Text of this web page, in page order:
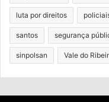
luta por direitos
santos segurança
sinpolsan Vale do